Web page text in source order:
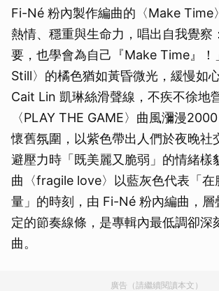
Fi-Né 粉內製作編曲的〈Make Time
熱情、穩重與生命力，唱出自我覺察
要，也學會為自己『Make Time』！
Still〉的橘色猶如黃昏微光，緩慢如
Cait Lin 凱琳絲滑聲線，不疾不徐地
〈PLAY THE GAME〉曲風瀰漫
懷舊氛圍，以紫色帶出人們於夜晚社
避壓力時「既美麗又脆弱」的情緒樣
曲〈fragile love〉以藍灰色代表「在
量」的時刻，由 Fi-Né 粉內編曲，層
定的節奏線條，是專輯內最低調卻深
曲。
廣告（請繼續閱讀本文）